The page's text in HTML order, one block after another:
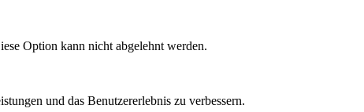
Option kann nicht abgelehnt werden.
und das Benutzererlebnis zu verbessern.